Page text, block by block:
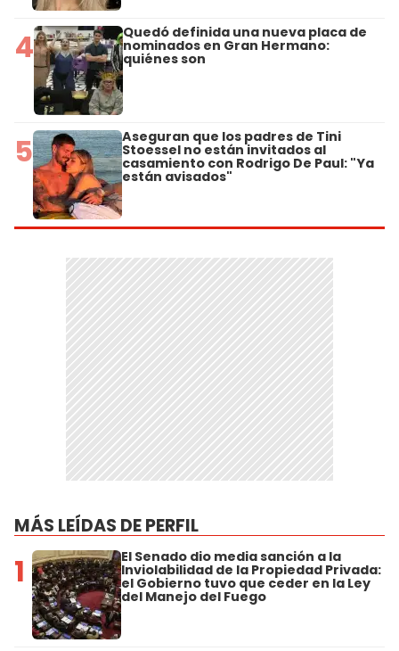
4 Quedó definida una nueva placa de
nominados en Gran Hermano:
quiénes son
5 Aseguran que los padres de Tini
Stoessel no están invitados al
casamiento con Rodrigo De Paul: "Ya
están avisados"
MÁS LEÍDAS DE PERFIL
1 El Senado dio media sanción a la
Inviolabilidad de la Propiedad Privada:
el Gobierno tuvo que ceder en la Ley
del Manejo del Fuego